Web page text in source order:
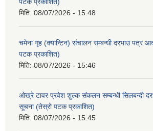
पटक प्रकाशित)
मिति: 08/07/2026 - 15:48
चमेना गृह (क्यान्टिन) संचालन सम्बन्धी दरभाउ पत्र
पटक प्रकाशित)
मिति: 08/07/2026 - 15:46
ओख्रे टावर प्रवेश शुल्क संकलन सम्बन्धी सिलबन्दी
सूचना (तेस्रो पटक प्रकाशित)
मिति: 08/07/2026 - 15:45